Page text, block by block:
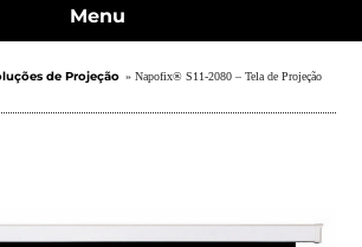
Menu
de Projeção » Napofix® S11-2080 – Tela de Projeção